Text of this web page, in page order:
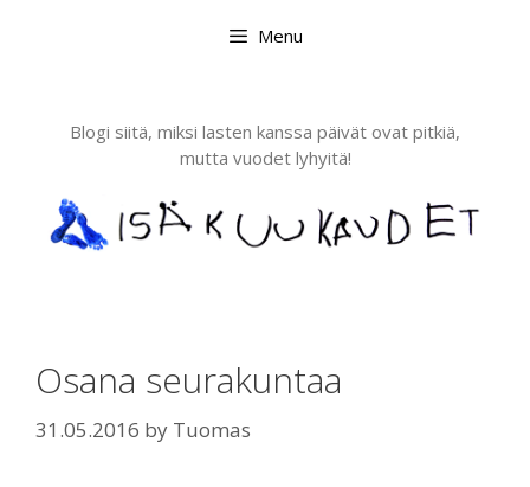
Menu
Blogi siitä, miksi lasten kanssa päivät ovat pitkiä,
mutta vuodet lyhyitä!
Osana seurakuntaa
31.05.2016 by Tuomas